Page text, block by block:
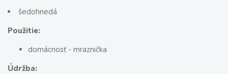
šedohnedá
Použitie:
domácnosť - mraznička
Údržba: